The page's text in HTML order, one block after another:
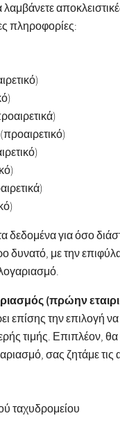
πληροφορίες:
δεδομένα για όσο
δυνατό, με την
(πρώην
επίσης την επιλογή
τιμής. Επιπλέον,
σας ζητάμε
ταχυδρομείου